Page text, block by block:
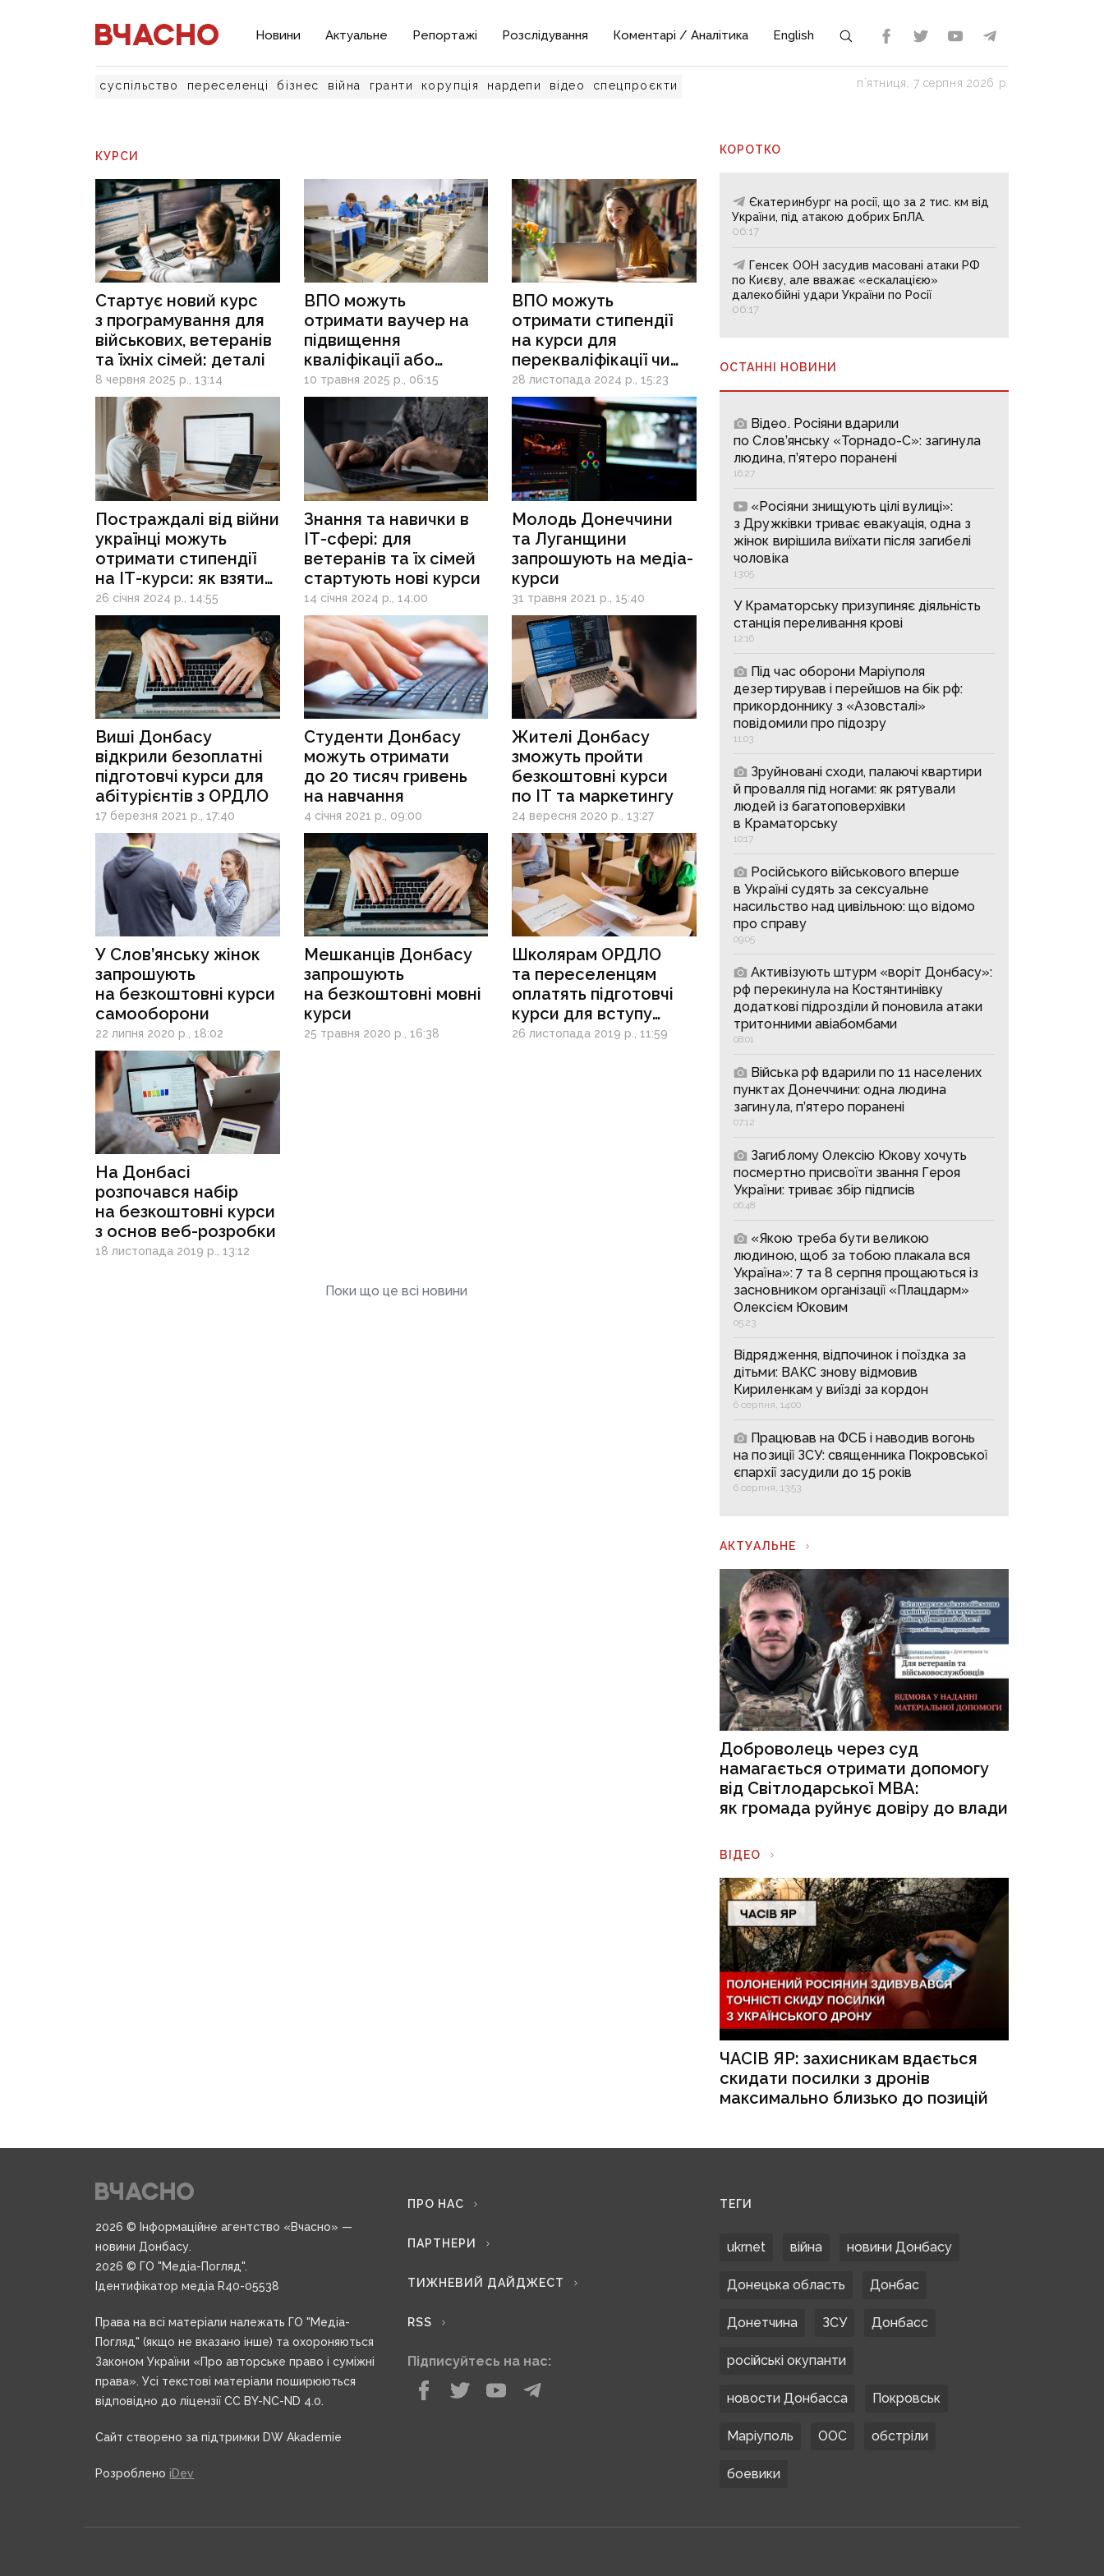
Новини Актуальне Репортажі Розслідування Коментарі / Аналітика English
суспільство переселенці бізнес війна гранти корупція нардепи відео спецпроєкти пʼятниця, 7 серпня 2026 р.
КУРСИ
Стартує новий курс
з програмування для
військових, ветеранів
та їхніх сімей: деталі
8 червня 2025 р., 13:14
ВПО можуть
отримати ваучер на
підвищення
кваліфікації або
здобуття нової
професії: як взяти
участь
10 травня 2025 р., 06:15
ВПО можуть
отримати стипендії
на курси для
перекваліфікації чи
підвищення
кваліфікації
28 листопада 2024 р., 15:23
Постраждалі від війни
українці можуть
отримати стипендії
на ІТ-курси: як взяти
участь
26 січня 2024 р., 14:55
Знання та навички в
ІТ-сфері: для
ветеранів та їх сімей
стартують нові курси
14 січня 2024 р., 14:00
Молодь Донеччини
та Луганщини
запрошують на медіа-
курси
31 травня 2021 р., 15:40
Виші Донбасу
відкрили безоплатні
підготовчі курси для
абітурієнтів з ОРДЛО
17 березня 2021 р., 17:40
Студенти Донбасу
можуть отримати
до 20 тисяч гривень
на навчання
4 січня 2021 р., 09:00
Жителі Донбасу
зможуть пройти
безкоштовні курси
по IT та маркетингу
24 вересня 2020 р., 13:27
У Слов’янську жінок
запрошують
на безкоштовні курси
самооборони
22 липня 2020 р., 18:02
Мешканців Донбасу
запрошують
на безкоштовні мовні
курси
25 травня 2020 р., 16:38
Школярам ОРДЛО
та переселенцям
оплатять підготовчі
курси для вступу
до українських ВНЗ
26 листопада 2019 р., 11:59
На Донбасі
розпочався набір
на безкоштовні курси
з основ веб-розробки
18 листопада 2019 р., 13:12
Поки що це всі новини
КОРОТКО
Єкатеринбург на росії, що за 2 тис. км від
України, під атакою добрих БпЛА.
06:17
Генсек ООН засудив масовані атаки РФ
по Києву, але вважає «ескалацією»
далекобійні удари України по Росії
06:17
ОСТАННІ НОВИНИ
Відео. Росіяни вдарили
по Слов’янську «Торнадо-С»: загинула
людина, п’ятеро поранені
16:27
«Росіяни знищують цілі вулиці»:
з Дружківки триває евакуація, одна з
жінок вирішила виїхати після загибелі
чоловіка
13:05
У Краматорську призупиняє діяльність
станція переливання крові
12:16
Під час оборони Маріуполя
дезертирував і перейшов на бік рф:
прикордоннику з «Азовсталі»
повідомили про підозру
11:03
Зруйновані сходи, палаючі квартири
й провалля під ногами: як рятували
людей із багатоповерхівки
в Краматорську
10:17
Російського військового вперше
в Україні судять за сексуальне
насильство над цивільною: що відомо
про справу
09:05
Активізують штурм «воріт Донбасу»:
рф перекинула на Костянтинівку
додаткові підрозділи й поновила атаки
тритонними авіабомбами
08:01
Війська рф вдарили по 11 населених
пунктах Донеччини: одна людина
загинула, п’ятеро поранені
07:12
Загиблому Олексію Юкову хочуть
посмертно присвоїти звання Героя
України: триває збір підписів
06:48
«Якою треба бути великою
людиною, щоб за тобою плакала вся
Україна»: 7 та 8 серпня прощаються із
засновником організації «Плацдарм»
Олексієм Юковим
05:23
Відрядження, відпочинок і поїздка за
дітьми: ВАКС знову відмовив
Кириленкам у виїзді за кордон
6 серпня, 14:00
Працював на ФСБ і наводив вогонь
на позиції ЗСУ: священника Покровської
єпархії засудили до 15 років
6 серпня, 13:53
АКТУАЛЬНЕ
Доброволець через суд
намагається отримати допомогу
від Світлодарської МВА:
як громада руйнує довіру до влади
ВІДЕО
ЧАСІВ ЯР: захисникам вдається
скидати посилки з дронів
максимально близько до позицій
2026 © Інформаційне агентство «Вчасно» —
новини Донбасу.
2026 © ГО "Медіа-Погляд".
Ідентифікатор медіа R40-05538
Права на всі матеріали належать ГО "Медіа-
Погляд" (якщо не вказано інше) та охороняються
Законом України «Про авторське право і суміжні
права». Усі текстові матеріали поширюються
відповідно до ліцензії CC BY-NC-ND 4.0.
Сайт створено за підтримки DW Akademie
Розроблено iDev
ПРО НАС
ПАРТНЕРИ
ТИЖНЕВИЙ ДАЙДЖЕСТ
RSS
Підписуйтесь на нас:
ТЕГИ
ukrnet війна новини Донбасу
Донецька область Донбас
Донетчина ЗСУ Донбасс
російські окупанти
новости Донбасса Покровськ
Маріуполь ООС обстріли
боевики